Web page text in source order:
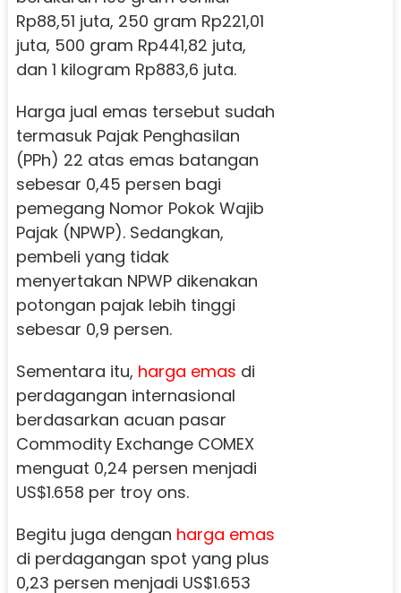
Rp88,51 juta, 250 gram Rp221,01
juta, 500 gram Rp441,82 juta,
dan 1 kilogram Rp883,6 juta.
Harga jual emas tersebut sudah
termasuk Pajak Penghasilan
(PPh) 22 atas emas batangan
sebesar 0,45 persen bagi
pemegang Nomor Pokok Wajib
Pajak (NPWP). Sedangkan,
pembeli yang tidak
menyertakan NPWP dikenakan
potongan pajak lebih tinggi
sebesar 0,9 persen.
Sementara itu, harga emas di
perdagangan internasional
berdasarkan acuan pasar
Commodity Exchange COMEX
menguat 0,24 persen menjadi
US$1.658 per troy ons.
Begitu juga dengan harga emas
di perdagangan spot yang plus
0,23 persen menjadi US$1.653